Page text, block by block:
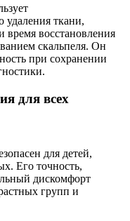
удаления ткани,
время восстановления
скальпеля. Он
при сохранении
для всех
для детей,
Его точность,
дискомфорт
групп и